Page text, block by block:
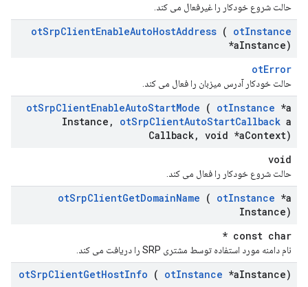
حالت شروع خودکار را غیرفعال می کند.
otSrpClientEnableAutoHostAddress ( otInstance
*aInstance)
otError
حالت خودکار آدرس میزبان را فعال می کند.
otSrpClientEnableAutoStartMode ( otInstance *a
Instance , otSrpClientAutoStartCallback a
Callback, void *aContext)
void
حالت شروع خودکار را فعال می کند.
otSrpClientGetDomainName ( otInstance *a
Instance)
const char *
نام دامنه مورد استفاده توسط مشتری SRP را دریافت می کند.
otSrpClientGetHostInfo ( otInstance *aInstance)